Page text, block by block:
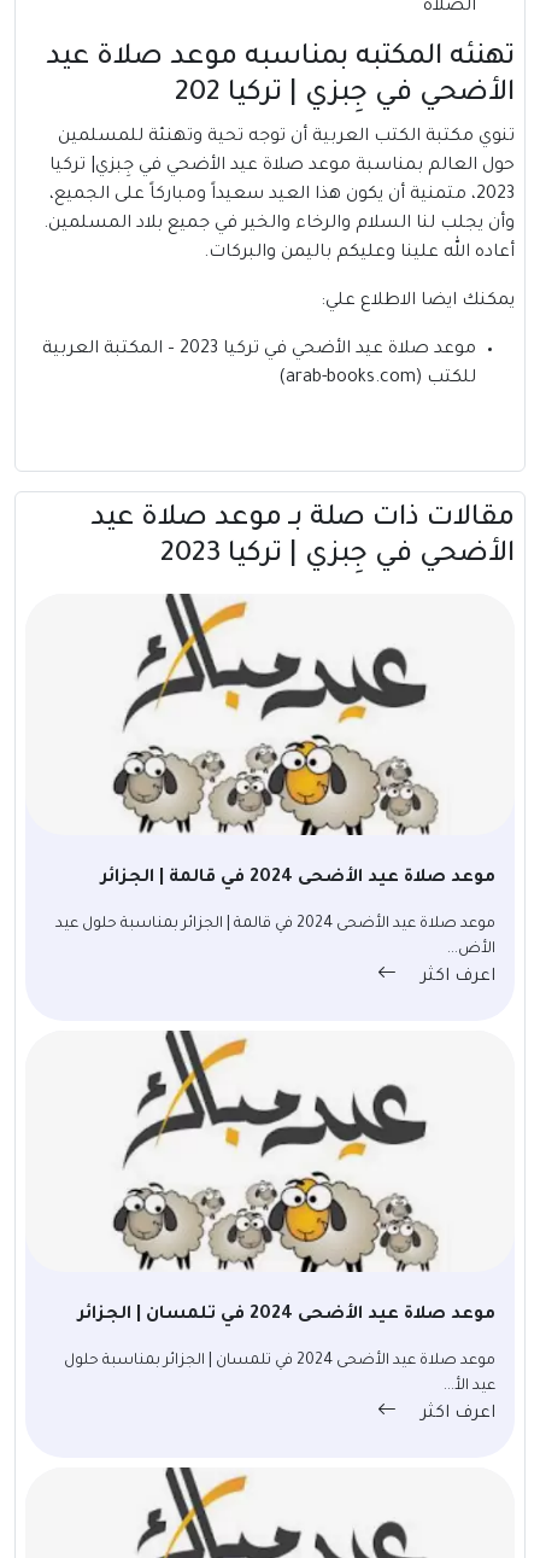
الصلاة
تهنئه المكتبه بمناسبه موعد صلاة عيد
الأضحي في جِبزي | تركيا 202
تنوي مكتبة الكتب العربية أن توجه تحية وتهنئة للمسلمين
حول العالم بمناسبة موعد صلاة عيد الأضحي في جِبزي| تركيا
2023، متمنية أن يكون هذا العيد سعيداً ومباركاً على الجميع،
وأن يجلب لنا السلام والرخاء والخير في جميع بلاد المسلمين.
أعاده الله علينا وعليكم باليمن والبركات.
يمكنك ايضا الاطلاع علي:
موعد صلاة عيد الأضحي في تركيا 2023 – المكتبة العربية
للكتب (arab-books.com)
مقالات ذات صلة بــ موعد صلاة عيد
الأضحي في جِبزي | تركيا 2023
موعد صلاة عيد الأضحى 2024 في قالمة | الجزائر
موعد صلاة عيد الأضحى 2024 في قالمة | الجزائر بمناسبة حلول عيد
الأض...
اعرف اكثر
موعد صلاة عيد الأضحى 2024 في تلمسان | الجزائر
موعد صلاة عيد الأضحى 2024 في تلمسان | الجزائر بمناسبة حلول
عيد الأ...
اعرف اكثر